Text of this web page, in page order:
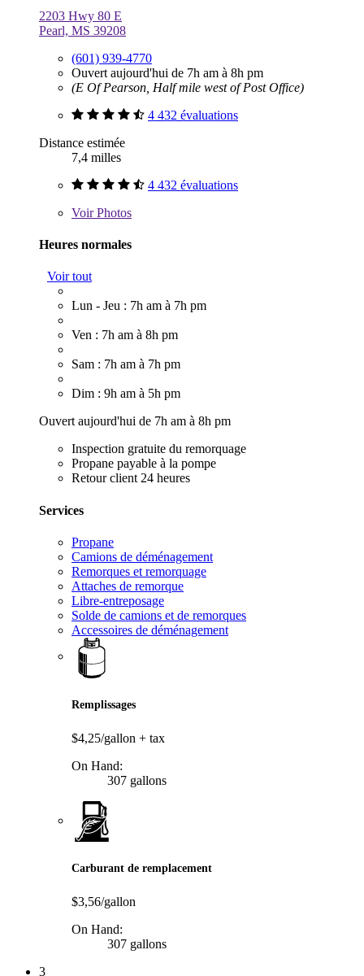
2203 Hwy 80 E
Pearl, MS 39208
(601) 939-4770
Ouvert aujourd'hui de 7h am à 8h pm
(E Of Pearson, Half mile west of Post Office)
4 432 évaluations
Distance estimée
7,4 milles
4 432 évaluations
VoirPhotos
Heures normales
Voir tout
Lun - Jeu : 7h am à 7h pm
Ven : 7h am à 8h pm
Sam : 7h am à 7h pm
Dim : 9h am à 5h pm
Ouvert aujourd'hui de 7h am à 8h pm
Inspection gratuite du remorquage
Propane payable à la pompe
Retour client 24 heures
Services
Propane
Camions de déménagement
Remorques et remorquage
Attaches de remorque
Libre-entreposage
Solde de camions et de remorques
Accessoires de déménagement
Remplissages
$4,25/gallon + tax
On Hand:
307 gallons
Carburant de remplacement
$3,56/gallon
On Hand:
307 gallons
3